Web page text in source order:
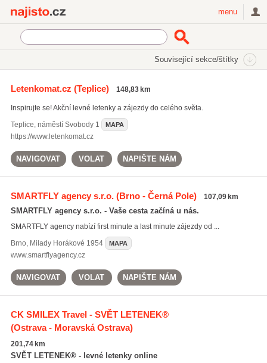
menu
Související sekce/štítky
Letenkomat.cz (Teplice) 148,83 km
Inspirujte se! Akční levné letenky a zájezdy do celého světa.
Teplice, náměstí Svobody 1 MAPA
https://www.letenkomat.cz
NAVIGOVAT VOLAT NAPIŠTE NÁM
SMARTFLY agency s.r.o.(Brno - Černá Pole) 107,09 km
SMARTFLY agency s.r.o. - Vaše cesta začíná u nás.
SMARTFLY agency nabízí first minute a last minute zájezdy od ...
Brno, Milady Horákové 1954 MAPA
www.smartflyagency.cz
NAVIGOVAT VOLAT NAPIŠTE NÁM
CK SMILEX Travel - SVĚT LETENEK®
(Ostrava - Moravská Ostrava)
201,74 km
SVĚT LETENEK® - levné letenky online